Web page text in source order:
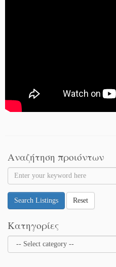
Αναζήτηση προιόντων
Search Listings Reset
Κατηγορίες